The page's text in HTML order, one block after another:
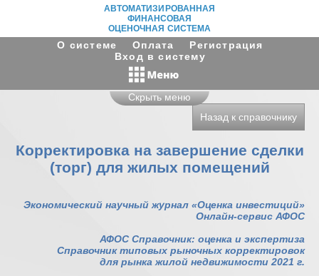
АВТОМАТИЗИРОВАННАЯ
ФИНАНСОВАЯ
ОЦЕНОЧНАЯ СИСТЕМА
О системе Оплата
Регистрация
Вход в систему
Скрыть меню
Назад к справочнику
Корректировка на завершение сделки
(торг) для жилых помещений
Экономический научный журнал «Оценка инвестиций»
Онлайн-сервис АФОС
АФОС Справочник: оценка и экспертиза
Справочник типовых рыночных корректировок
для рынка жилой недвижимости 2021 г.